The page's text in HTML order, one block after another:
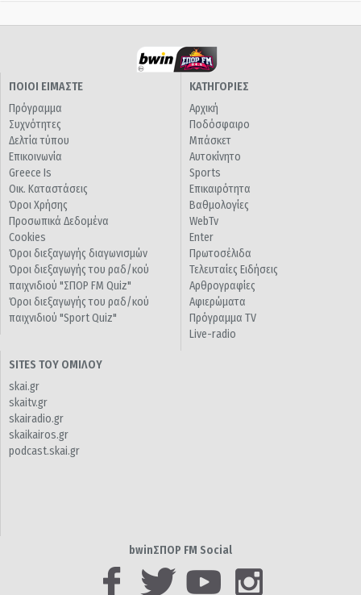
ΠΟΙΟΙ ΕΙΜΑΣΤΕ
Πρόγραμμα
Συχνότητες
Δελτία τύπου
Επικοινωνία
Greece Is
Οικ. Καταστάσεις
Όροι Χρήσης
Προσωπικά Δεδομένα
Cookies
Όροι διεξαγωγής διαγωνισμών
Όροι διεξαγωγής του ραδ/κού
παιχνιδιού "ΣΠΟΡ FM Quiz"
Όροι διεξαγωγής του ραδ/κού
παιχνιδιού "Sport Quiz"
ΚΑΤΗΓΟΡΙΕΣ
Αρχική
Ποδόσφαιρο
Μπάσκετ
Αυτοκίνητο
Sports
Επικαιρότητα
Βαθμολογίες
WebTv
Enter
Πρωτοσέλιδα
Τελευταίες Ειδήσεις
Αρθρογραφίες
Αφιερώματα
Πρόγραμμα TV
Live-radio
SITES ΤΟΥ ΟΜΙΛΟΥ
skai.gr
skaitv.gr
skairadio.gr
skaikairos.gr
podcast.skai.gr
bwinΣΠΟΡ FM Social